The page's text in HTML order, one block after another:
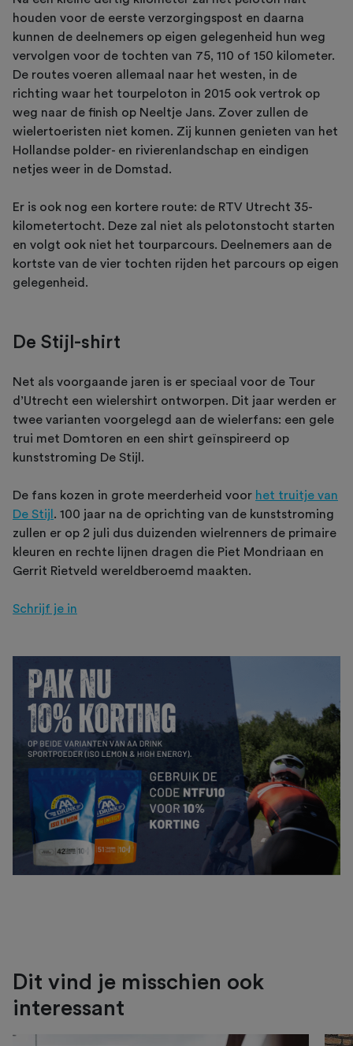
houden voor de eerste verzorgingspost en daarna
kunnen de deelnemers op eigen gelegenheid hun weg
vervolgen voor de tochten van 75, 110 of 150 kilometer.
De routes voeren allemaal naar het westen, in de
richting waar het tourpeloton in 2015 ook vertrok op
weg naar de finish op Neeltje Jans. Zover zullen de
wielertoeristen niet komen. Zij kunnen genieten van het
Hollandse polder- en rivierenlandschap en eindigen
netjes weer in de Domstad.
Er is ook nog een kortere route: de RTV Utrecht 35-
kilometertocht. Deze zal niet als pelotonstocht starten
en volgt ook niet het tourparcours. Deelnemers aan de
kortste van de vier tochten rijden het parcours op eigen
gelegenheid.
De Stijl-shirt
Net als voorgaande jaren is er speciaal voor de Tour
d’Utrecht een wielershirt ontworpen. Dit jaar werden er
twee varianten voorgelegd aan de wielerfans: een gele
trui met Domtoren en een shirt geïnspireerd op
kunststroming De Stijl.
De fans kozen in grote meerderheid voor het truitje van
De Stijl . 100 jaar na de oprichting van de kunststroming
zullen er op 2 juli dus duizenden wielrenners de primaire
kleuren en rechte lijnen dragen die Piet Mondriaan en
Gerrit Rietveld wereldberoemd maakten.
Schrijf je in
Dit vind je misschien ook
interessant